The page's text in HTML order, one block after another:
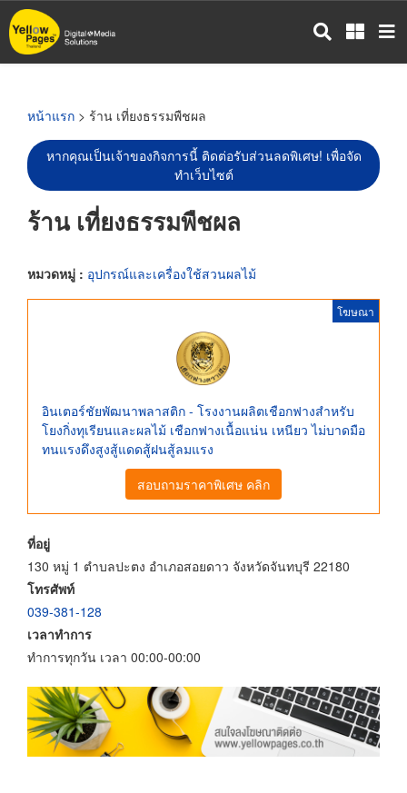
ข้าม
ไป
หน้าแรก > ร้าน เที่ยงธรรมพืชผล
หากคุณเป็นเจ้าของกิจการนี้ ติดต่อรับส่วนลดพิเศษ! เพื่อจัด
ทำเว็บไซต์
ร้าน เที่ยงธรรมพืชผล
หมวดหมู่ : อุปกรณ์และเครื่องใช้สวนผลไม้
โฆษณา
อินเตอร์ชัยพัฒนาพลาสติก - โรงงานผลิตเชือกฟางสำหรับ
โยงกิ่งทุเรียนและผลไม้ เชือกฟางเนื้อแน่น เหนียว ไม่บาดมือ
ทนแรงดึงสูงสู้แดดสู้ฝนสู้ลมแรง
สอบถามราคาพิเศษ คลิก
ที่อยู่
130 หมู่ 1 ตำบลปะตง อำเภอสอยดาว จังหวัดจันทบุรี 22180
โทรศัพท์
039-381-128
เวลาทำการ
ทำการทุกวัน เวลา 00:00-00:00